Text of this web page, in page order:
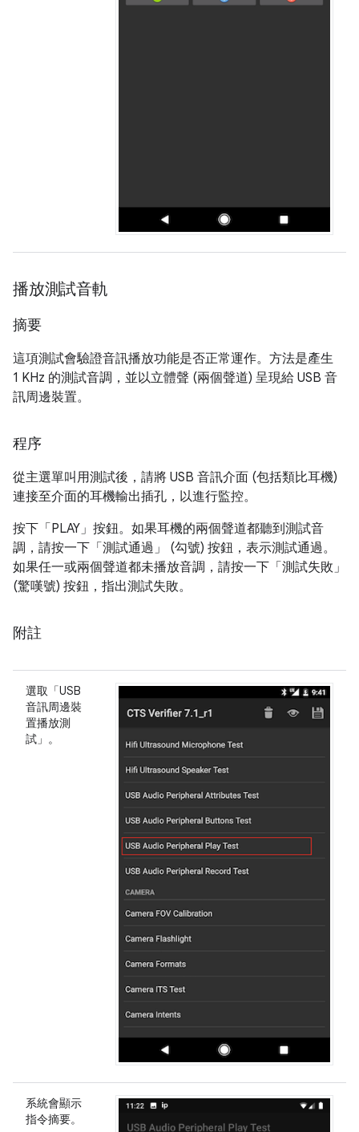
播放測試音軌
摘要
這項測試會驗證音訊播放功能是否正常運作。方法是產生
1 KHz 的測試音調，並以立體聲 (兩個聲道) 呈現給 USB 音
訊周邊裝置。
程序
從主選單叫用測試後，請將 USB 音訊介面 (包括類比耳機)
連接至介面的耳機輸出插孔，以進行監控。
按下「PLAY」 按鈕。如果耳機的兩個聲道都聽到測試音
調，請按一下「測試通過」
(勾號) 按鈕，表示測試通過。
如果任一或兩個聲道都未播放音調，請按一下「測試失敗」
(驚嘆號) 按鈕，指出測試失敗。
附註
選取「USB
音訊周邊裝
置播放測
試」 。
系統會顯示
指令摘要。